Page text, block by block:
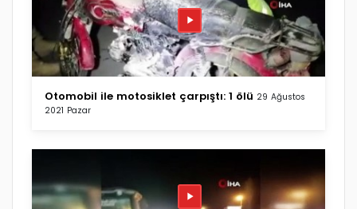
Otomobil ile motosiklet çarpıştı: 1 ölü 29 Ağustos
2021 Pazar